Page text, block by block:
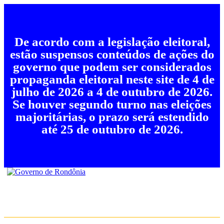
De acordo com a legislação eleitoral,
estão suspensos conteúdos de ações do
governo que podem ser considerados
propaganda eleitoral neste site de 4 de
julho de 2026 a 4 de outubro de 2026.
Se houver segundo turno nas eleições
majoritárias, o prazo será estendido
até 25 de outubro de 2026.